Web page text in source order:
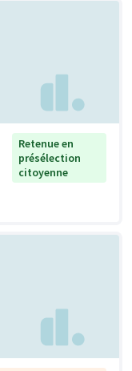
Retenue en
présélection
citoyenne